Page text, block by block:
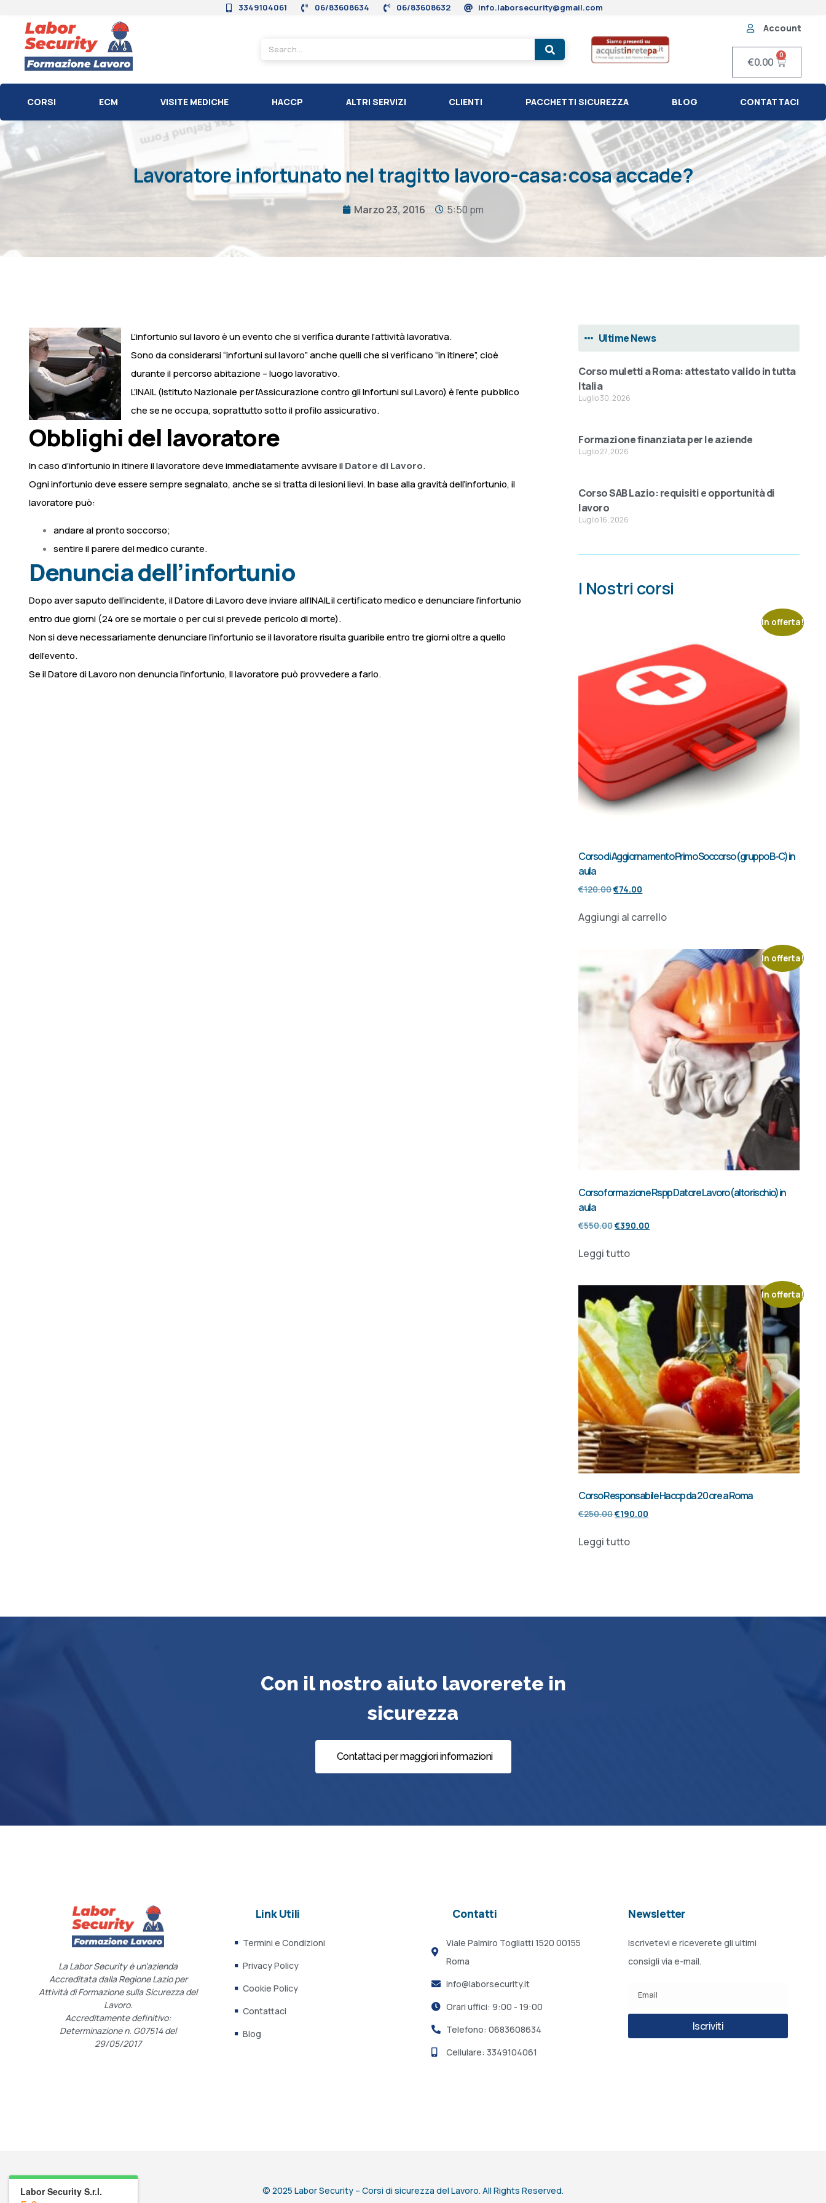
3349104061 06/83608634 06/83608632 info.laborsecurity@gmail.com
Account
€0.00
0
CORSI ECM VISITE MEDICHE HACCP ALTRI SERVIZI CLIENTI PACCHETTI SICUREZZA BLOG CONTATTACI
Lavoratore infortunato nel tragitto lavoro-casa:cosa accade?
Marzo 23, 2016 5:50 pm
L’infortunio sul lavoro è un evento che si verifica durante l’attività lavorativa.
Sono da considerarsi “infortuni sul lavoro” anche quelli che si verificano “in itinere”, cioè
durante il percorso abitazione – luogo lavorativo.
L’INAIL(Istituto Nazionale per l’Assicurazione contro gli Infortuni sul Lavoro) è l’ente pubblico
che se ne occupa, soprattutto sotto il profilo assicurativo.
Obblighi del lavoratore
In caso d’infortunio in itinere il lavoratore deve immediatamente avvisare ilDatore di Lavoro.
Ogni infortunio deve essere sempre segnalato, anche se si tratta di lesioni lievi. In base alla gravità dell’infortunio, il
lavoratore può:
andare al pronto soccorso;
sentire il parere del medico curante.
Denuncia dell’infortunio
Dopo aver saputo dell’incidente, il Datore di Lavoro deve inviare all’INAIL il certificato medico e denunciare l’infortunio
entro due giorni (24 ore se mortale o per cui si prevede pericolo di morte).
Non si deve necessariamente denunciare l’infortunio se il lavoratore risulta guaribile entro tre giorni oltre a quello
dell’evento.
Se il Datore di Lavoro non denuncia l’infortunio, Il lavoratore può provvedere a farlo.
Ultime News
Corso muletti a Roma: attestato valido in tutta
Italia
Luglio 30, 2026
Formazione finanziata per le aziende
Luglio 27, 2026
Corso SAB Lazio: requisiti e opportunità di
lavoro
Luglio 16, 2026
I Nostri corsi
In offerta!
Corso di Aggiornamento Primo Soccorso (gruppo B-C) in
aula
€120.00€74.00
Aggiungi al carrello
In offerta!
Corso formazione Rspp Datore Lavoro (alto rischio) in
aula
€550.00€390.00
Leggi tutto
In offerta!
Corso Responsabile Haccp da 20 ore a Roma
€250.00€190.00
Leggi tutto
Con il nostro aiuto lavorerete in
sicurezza
Contattaci per maggiori informazioni
La Labor Security è un’azienda
Accreditata dalla Regione Lazio per
Attività di Formazione sulla Sicurezza del
Lavoro.
Accreditamente definitivo:
Determinazione n. G07514 del
29/05/2017
Labor Security S.r.l.
Link Utili
Termini e Condizioni
Privacy Policy
Cookie Policy
Contattaci
Blog
Contatti
Viale Palmiro Togliatti 1520 00155
Roma
info@laborsecurity.it
Orari uffici: 9:00 - 19:00
Telefono: 0683608634
Cellulare: 3349104061
Newsletter
Iscrivetevi e riceverete gli ultimi
consigli via e-mail.
Iscriviti
© 2025 Labor Security – Corsi di sicurezza del Lavoro. All Rights Reserved.